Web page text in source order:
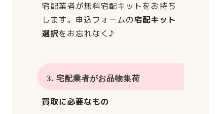
宅配業者が無料宅配キットをお持ち
します。 申込フォームの宅配キット
選択をお忘れなく♪
3. 宅配業者がお品物集荷
買取に必要なもの